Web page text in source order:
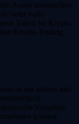
Assets umtauschen,
bietet volle
Token im Krypto-
Krypto-Trading.
ist ein aktives und
Vorgaben
können.